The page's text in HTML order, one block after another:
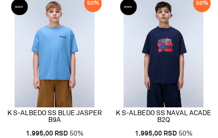
50%
K S-ALBEDO SS BLUE JASPER
B9A
1.995,00 RSD 50%
50%
K S-ALBEDO SS NAVAL ACADE
B2Q
1.995,00 RSD 50%